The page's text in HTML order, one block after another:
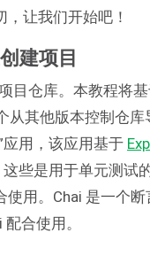
让我们开始吧！
建项目
目仓库。本教程将
从其他版本控制仓
应用，该应用基于
这些是用于单元测试
用。Chai 是一个
合使用。